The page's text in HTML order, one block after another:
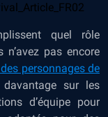
quel rôle
pas encore
personnages de
sur les
d’équipe pour